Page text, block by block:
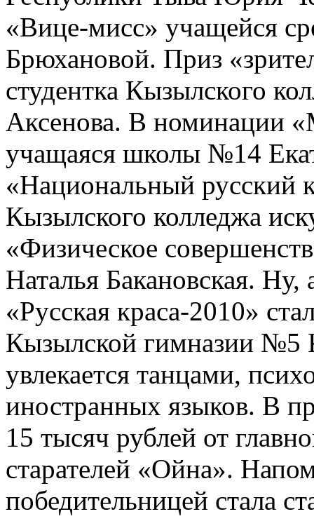
«Вице-мисс» учащейся
Брюхановой. Приз
студентка Кызылского
Аксенова. В номинации
учащаяся школы №14
«Национальный русский
Кызылского колледжа
«Физическое
Наталья Бакановская.
«Русская краса-2010»
Кызылской гимназии №5
увлекается танцами,
иностранных языков. В
15 тысяч рублей от
старателей «Ойна».
победительницей стала